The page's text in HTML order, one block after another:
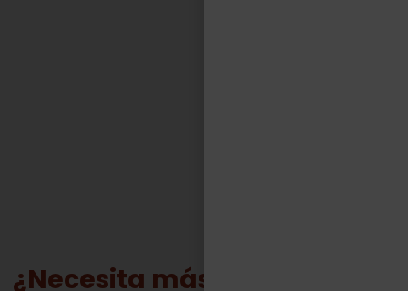
¿Necesita más información?